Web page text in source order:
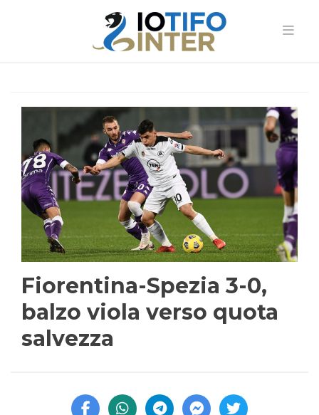
Fiorentina-Spezia 3-0,
balzo viola verso quota
salvezza